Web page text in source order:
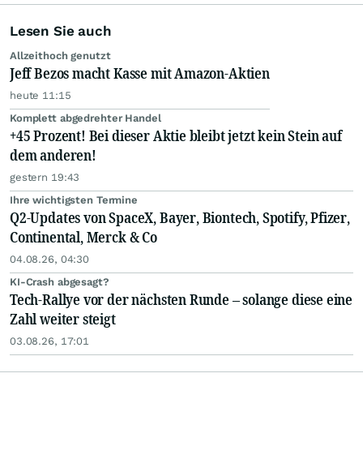
Lesen Sie auch
Allzeithoch genutzt
Jeff Bezos macht Kasse mit Amazon-Aktien
heute 11:15
Komplett abgedrehter Handel
+45 Prozent! Bei dieser Aktie bleibt jetzt kein Stein auf
dem anderen!
gestern 19:43
Ihre wichtigsten Termine
Q2-Updates von SpaceX, Bayer, Biontech, Spotify, Pfizer,
Continental, Merck & Co
04.08.26, 04:30
KI-Crash abgesagt?
Tech-Rallye vor der nächsten Runde – solange diese eine
Zahl weiter steigt
03.08.26, 17:01